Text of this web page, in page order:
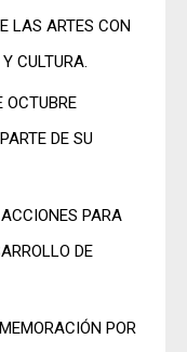
LAS ARTES CON
CULTURA.
OCTUBRE
DE SU
PARA
DE
POR